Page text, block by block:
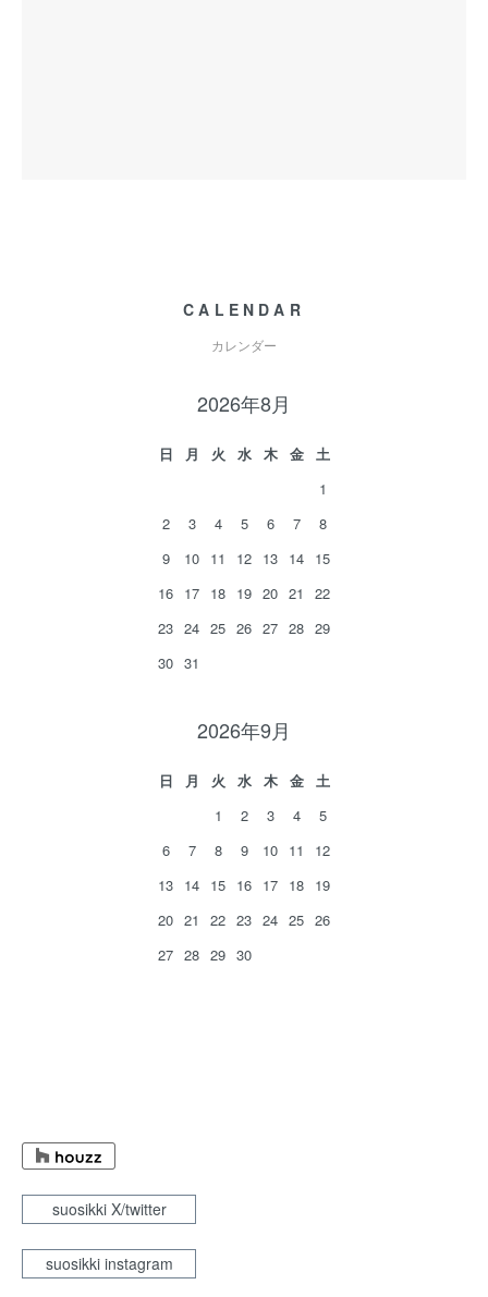
CALENDAR
カレンダー
2026年8月
日 月 火 水 木 金
土
1
2
3 4 5 6 7
8
9
10 11 12 13 14 15
16 17 18 19 20 21
22
23 24 25 26 27 28 29
30 31
2026年9月
日 月 火 水 木 金
土
1
2 3 4
5
6
7 8 9 10 11
12
13 14 15 16 17 18 19
20 21 22 23 24 25 26
27 28 29 30
suosikki X/twitter
suosikki instagram